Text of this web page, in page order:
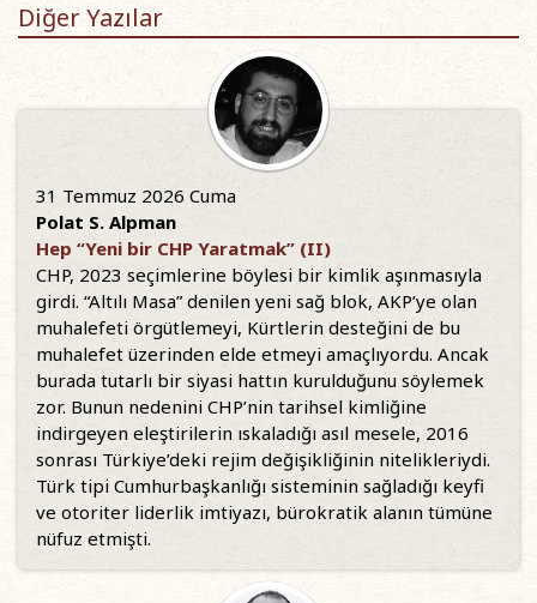
Diğer Yazılar
31 Temmuz 2026 Cuma
Polat S. Alpman
Hep “Yeni bir CHP Yaratmak” (II)
CHP, 2023 seçimlerine böylesi bir kimlik aşınmasıyla
girdi. “Altılı Masa” denilen yeni sağ blok, AKP’ye olan
muhalefeti örgütlemeyi, Kürtlerin desteğini de bu
muhalefet üzerinden elde etmeyi amaçlıyordu. Ancak
burada tutarlı bir siyasi hattın kurulduğunu söylemek
zor. Bunun nedenini CHP’nin tarihsel kimliğine
indirgeyen eleştirilerin ıskaladığı asıl mesele, 2016
sonrası Türkiye’deki rejim değişikliğinin nitelikleriydi.
Türk tipi Cumhurbaşkanlığı sisteminin sağladığı keyfi
ve otoriter liderlik imtiyazı, bürokratik alanın tümüne
nüfuz etmişti.